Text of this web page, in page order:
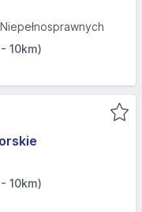
10km)
10km)